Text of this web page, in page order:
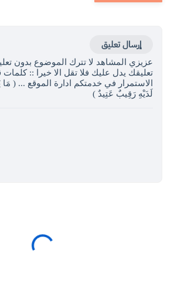
إرسال تعليق
عزيزي المشاهد لا تترك الموضوع بدون
تعليقك يدل عليك فلا تقل الا خيرا :: كلمات
الاستمرار في خدمتكم ادارة الموقع ... (
لَدَيْهِ رَقِيبٌ عَتِيدٌ )